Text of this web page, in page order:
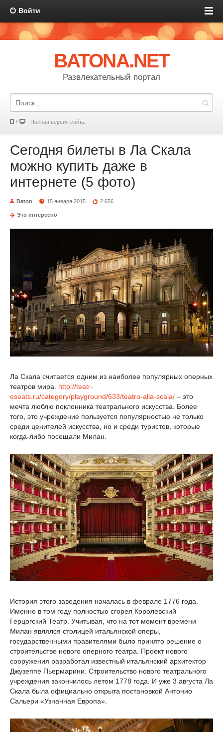
Войти
BATONA.NET
Развлекательный портал
Полная версия сайта
Сегодня билеты в Ла Скала
можно купить даже в
интернете (5 фото)
Baton 15 января 2015 2 656
Это интересно
Ла Скала считается одним из наиболее популярных оперных
театров мира. http://teatr-
eseats.ru/category/playground/633/teatro-alla-scala/ – это
мечта люблю поклонника театрального искусства. Более
того, это учреждение пользуется популярностью не только
среди ценителей искусства, но и среди туристов, которые
когда-либо посещали Милан.
История этого заведения началась в феврале 1776 года.
Именно в том году полностью сгорел Королевский
Герцогский Театр. Учитывая, что на тот момент времени
Милан являлся столицей итальянской оперы,
государственными правителями было принято решение о
строительстве нового оперного театра. Проект нового
сооружения разработал известный итальянский архитектор
Джузеппе Пьермарини. Строительство нового театрального
учреждения закончилось летом 1778 года. И уже 3 августа Ла
Скала была официально открыта постановкой Антонио
Сальери «Узнанная Европа».